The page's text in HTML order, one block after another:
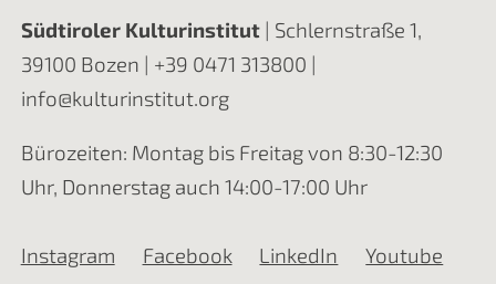
Südtiroler Kulturinstitut| Schlernstraße 1,
39100 Bozen | +39 0471 313800 |
info@kulturinstitut.org
Bürozeiten: Montag bis Freitag von 8:30-12:30
Uhr, Donnerstag auch 14:00-17:00 Uhr
Instagram Facebook LinkedIn Youtube